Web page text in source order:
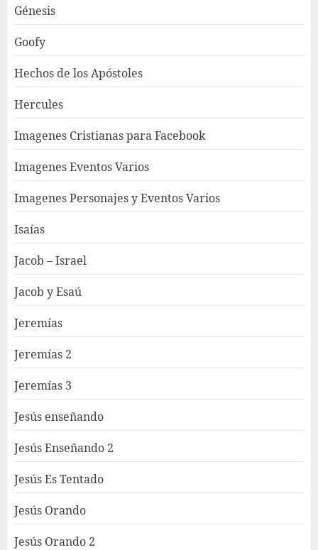
Génesis
Goofy
Hechos de los Apóstoles
Hercules
Imagenes Cristianas para Facebook
Imagenes Eventos Varios
Imagenes Personajes y Eventos Varios
Isaías
Jacob – Israel
Jacob y Esaú
Jeremías
Jeremías 2
Jeremías 3
Jesús enseñando
Jesús Enseñando 2
Jesús Es Tentado
Jesús Orando
Jesús Orando 2